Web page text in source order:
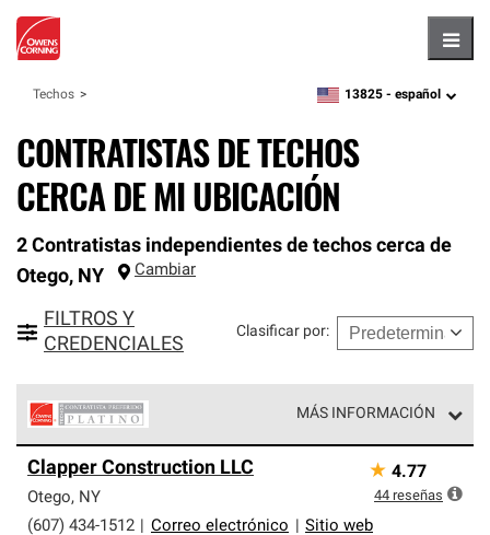
Techos zipcode,language
13825 - español
CONTRATISTAS DE TECHOS
CERCA DE MI UBICACIÓN
2 Contratistas independientes de techos cerca de
Otego, NY Cambiar
FILTROS Y
CREDENCIALES
Clasificar por:
MÁS INFORMACIÓN
Corning constituyen el nivel superior de nuestra red
exclusiva y cumplen con estándares estrictos de
profesionalismo, confiabilidad y destreza incomparable.
Clapper Construction LLC
Otego, NY
(607) 434-1512
Correo electrónico Sitio web
★ 4.77
44 reseñas